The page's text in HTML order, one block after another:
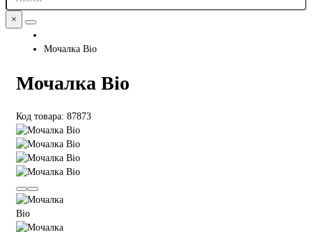
×
Мочалка Bio
Мочалка Bio
Код товара: 87873